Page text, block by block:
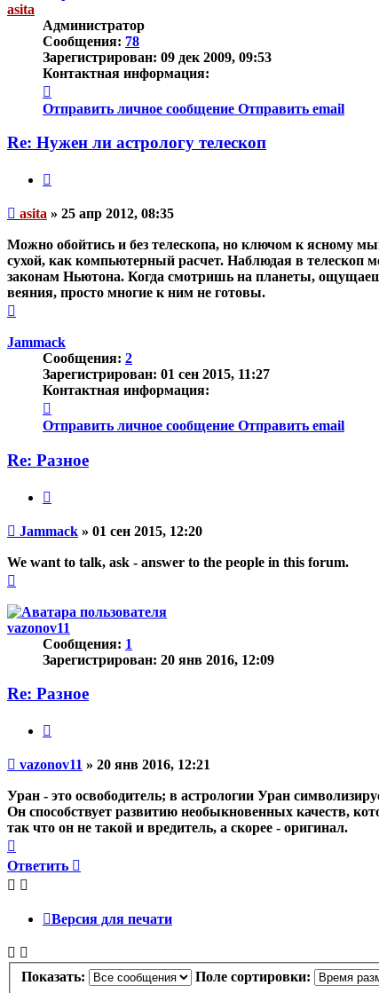
asita
Администратор
Сообщения: 78
Зарегистрирован: 09 дек 2009, 09:53
Контактная информация:
информация
пользователя
Отправить личное сообщение Отправить email
Re: Нужен ли астрологу телескоп
Непрочитанное
asita » 25 апр 2012, 08:35
Можно обойтись и без телескопа, но ключом к ясному
сухой, как компьютерный расчет. Наблюдая в телескоп
законам Ньютона. Когда смотришь на планеты,
веяния, просто многие к ним не готовы.
началу
Jammack
Сообщения: 2
Зарегистрирован: 01 сен 2015, 11:27
Контактная информация:
информация
пользователя
Отправить личное сообщение Отправить email
Re: Разное
Непрочитанное
Jammack » 01 сен 2015, 12:20
We want to talk, ask - answer to the people in this forum.
началу
vazonov11
Сообщения: 1
Зарегистрирован: 20 янв 2016, 12:09
Re: Разное
Непрочитанное
vazonov11 » 20 янв 2016, 12:21
Уран - это освободитель; в астрологии Уран
Он способствует развитию необыкновенных качеств,
так что он не такой и вредитель, а скорее - оригинал.
к
началу
Ответить
Версия для печати
Показать: Поле сортировки: